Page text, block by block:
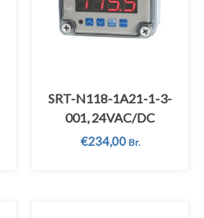
SRT-N118-1A21-1-3-
001, 24VAC/DC
€234,00 Br.